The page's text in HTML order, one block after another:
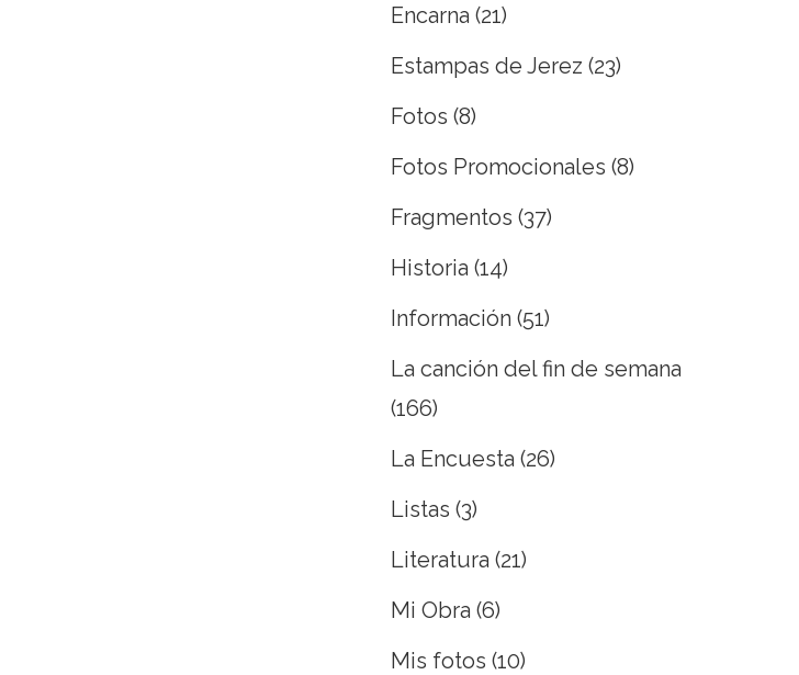
Encarna (21)
Estampas de Jerez (23)
Fotos (8)
Fotos Promocionales (8)
Fragmentos (37)
Historia (14)
Información (51)
La canción del fin de semana
(166)
La Encuesta (26)
Listas (3)
Literatura (21)
Mi Obra (6)
Mis fotos (10)